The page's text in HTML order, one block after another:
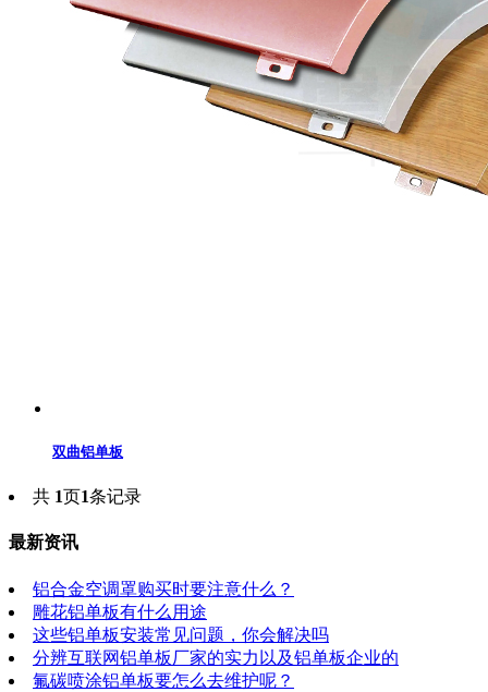
双曲铝单板
共 1页1条记录
最新资讯
铝合金空调罩购买时要注意什么？
雕花铝单板有什么用途
这些铝单板安装常见问题，你会解决吗
分辨互联网铝单板厂家的实力以及铝单板企业的
氟碳喷涂铝单板要怎么去维护呢？